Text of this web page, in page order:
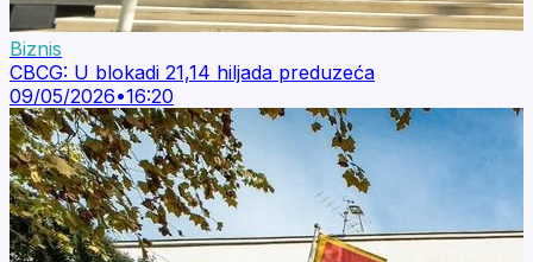
Biznis
CBCG: U blokadi 21,14 hiljada preduzeća
09/05/2026•16:20